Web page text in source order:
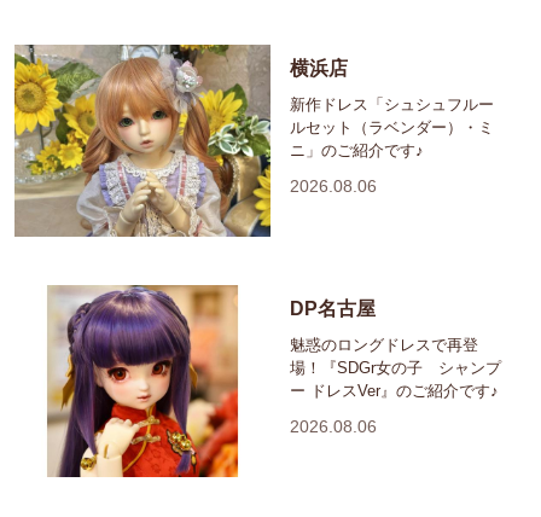
横浜店
新作ドレス「シュシュフルー
ルセット（ラベンダー）・ミ
ニ」のご紹介です♪
2026.08.06
DP名古屋
魅惑のロングドレスで再登
場！『SDGr女の子 シャンプ
ー ドレスVer』のご紹介です♪
2026.08.06